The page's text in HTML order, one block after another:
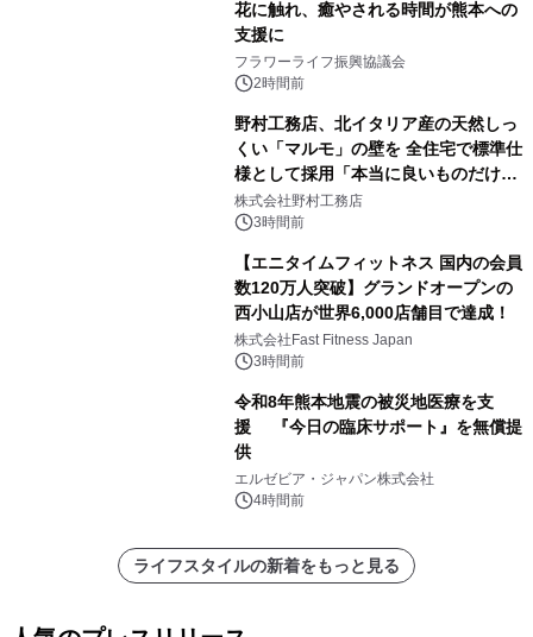
花に触れ、癒やされる時間が熊本への
支援に
フラワーライフ振興協議会
2時間前
野村工務店、北イタリア産の天然しっ
くい「マルモ」の壁を 全住宅で標準仕
様として採用「本当に良いものだけに
こだわる」
株式会社野村工務店
3時間前
【エニタイムフィットネス 国内の会員
数120万人突破】グランドオープンの
西小山店が世界6,000店舗目で達成！
株式会社Fast Fitness Japan
3時間前
令和8年熊本地震の被災地医療を支
援 『今日の臨床サポート』を無償提
供
エルゼビア・ジャパン株式会社
4時間前
ライフスタイルの新着をもっと見る